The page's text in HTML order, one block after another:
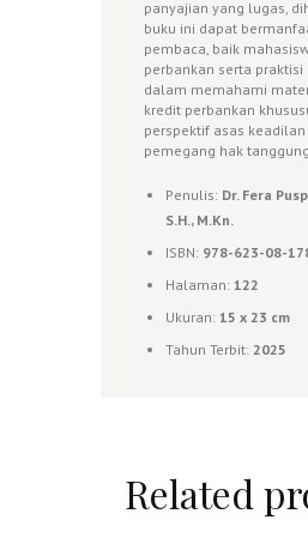
panyajian yang lugas,
buku ini dapat
pembaca, baik
perbankan serta praktisi
dalam memahami
kredit perbankan
perspektif asas
pemegang hak
Penulis: Dr. Fera
S.H., M.Kn.
ISBN: 978-623-08-
Halaman: 122
Ukuran: 15 x 23 cm
Tahun Terbit: 2025
Related